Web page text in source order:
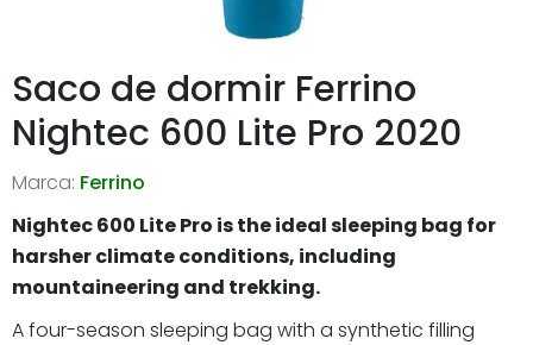
Saco de dormir Ferrino
Nightec 600 Lite Pro 2020
Marca: Ferrino
Nightec 600 Lite Pro is the ideal sleeping bag for
harsher climate conditions, including
mountaineering and trekking.
A four-season sleeping bag with a synthetic filling